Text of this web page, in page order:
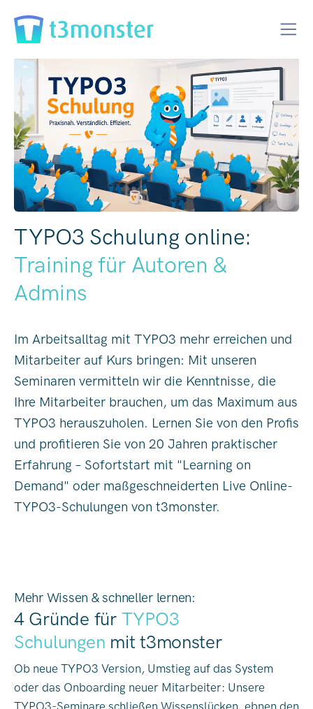
TYPO3 Schulung online:
Training für Autoren &
Admins
Im Arbeitsalltag mit TYPO3 mehr erreichen und
Mitarbeiter auf Kurs bringen: Mit unseren
Seminaren vermitteln wir die Kenntnisse, die
Ihre Mitarbeiter brauchen, um das Maximum aus
TYPO3 herauszuholen. Lernen Sie von den Profis
und profitieren Sie von 20 Jahren praktischer
Erfahrung – Sofortstart mit "Learning on
Demand" oder maßgeschneiderten Live Online-
TYPO3-Schulungen von t3monster.
Mehr Wissen & schneller lernen:
4 Gründe für TYPO3
Schulungen mit t3monster
Ob neue TYPO3 Version, Umstieg auf das System
oder das Onboarding neuer Mitarbeiter: Unsere